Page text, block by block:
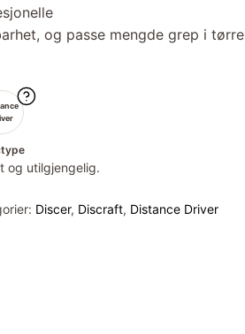
og passe mengde grep i tørre
og utilgjengelig.
Discer, Discraft, Distance Driver